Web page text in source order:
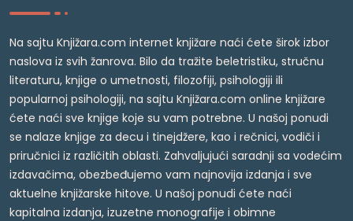
Na sajtu Knjižara.com internet knjižare naći ćete širok izbor
naslova iz svih žanrova. Bilo da tražite beletristiku, stručnu
literaturu, knjige o umetnosti, filozofiji, psihologiji ili
popularnoj psihologiji, na sajtu Knjižara.com online knjižare
ćete naći sve knjige koje su vam potrebne. U našoj ponudi
se nalaze knjige za decu i tinejdžere, kao i rečnici, vodiči i
priručnici iz različitih oblasti. Zahvaljujući saradnji sa vodećim
izdavačima, obezbeđujemo vam najnovija izdanja i sve
aktuelne knjižarske hitove. U našoj ponudi ćete naći
kapitalna izdanja, izuzetne monografije i obimne